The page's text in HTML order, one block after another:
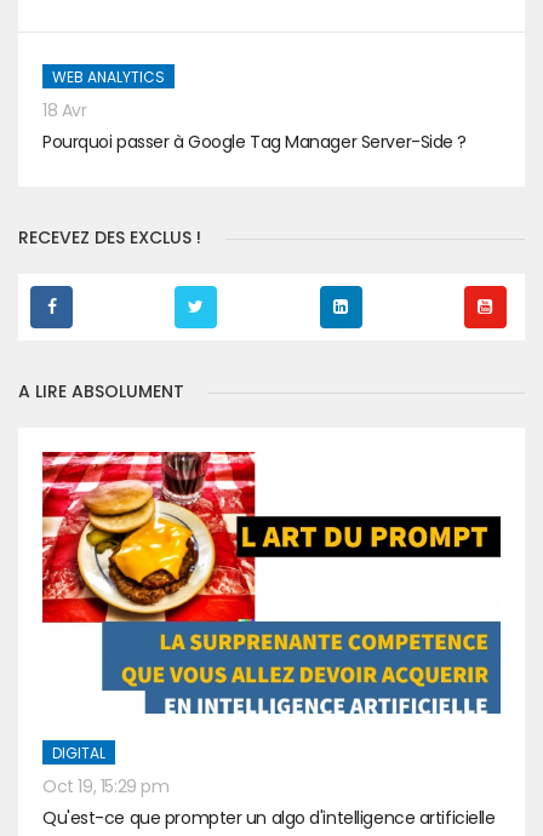
WEB ANALYTICS
18 Avr
Pourquoi passer à Google Tag Manager Server-Side ?
RECEVEZ DES EXCLUS !
A LIRE ABSOLUMENT
DIGITAL
Oct 19, 15:29 pm
Qu'est-ce que prompter un algo d'intelligence artificielle